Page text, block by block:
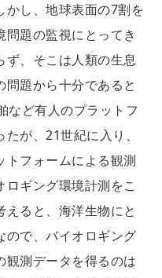
かし、地球表面の7割を
題の監視にとってき
ず、そこは人類の生息
題から十分であると
など有人のプラットフ
が、21世紀に入り、
トフォームによる観測
ギング環境計測をこ
えると、海洋生物にと
ので、バイオロギング
観測データを得るのは